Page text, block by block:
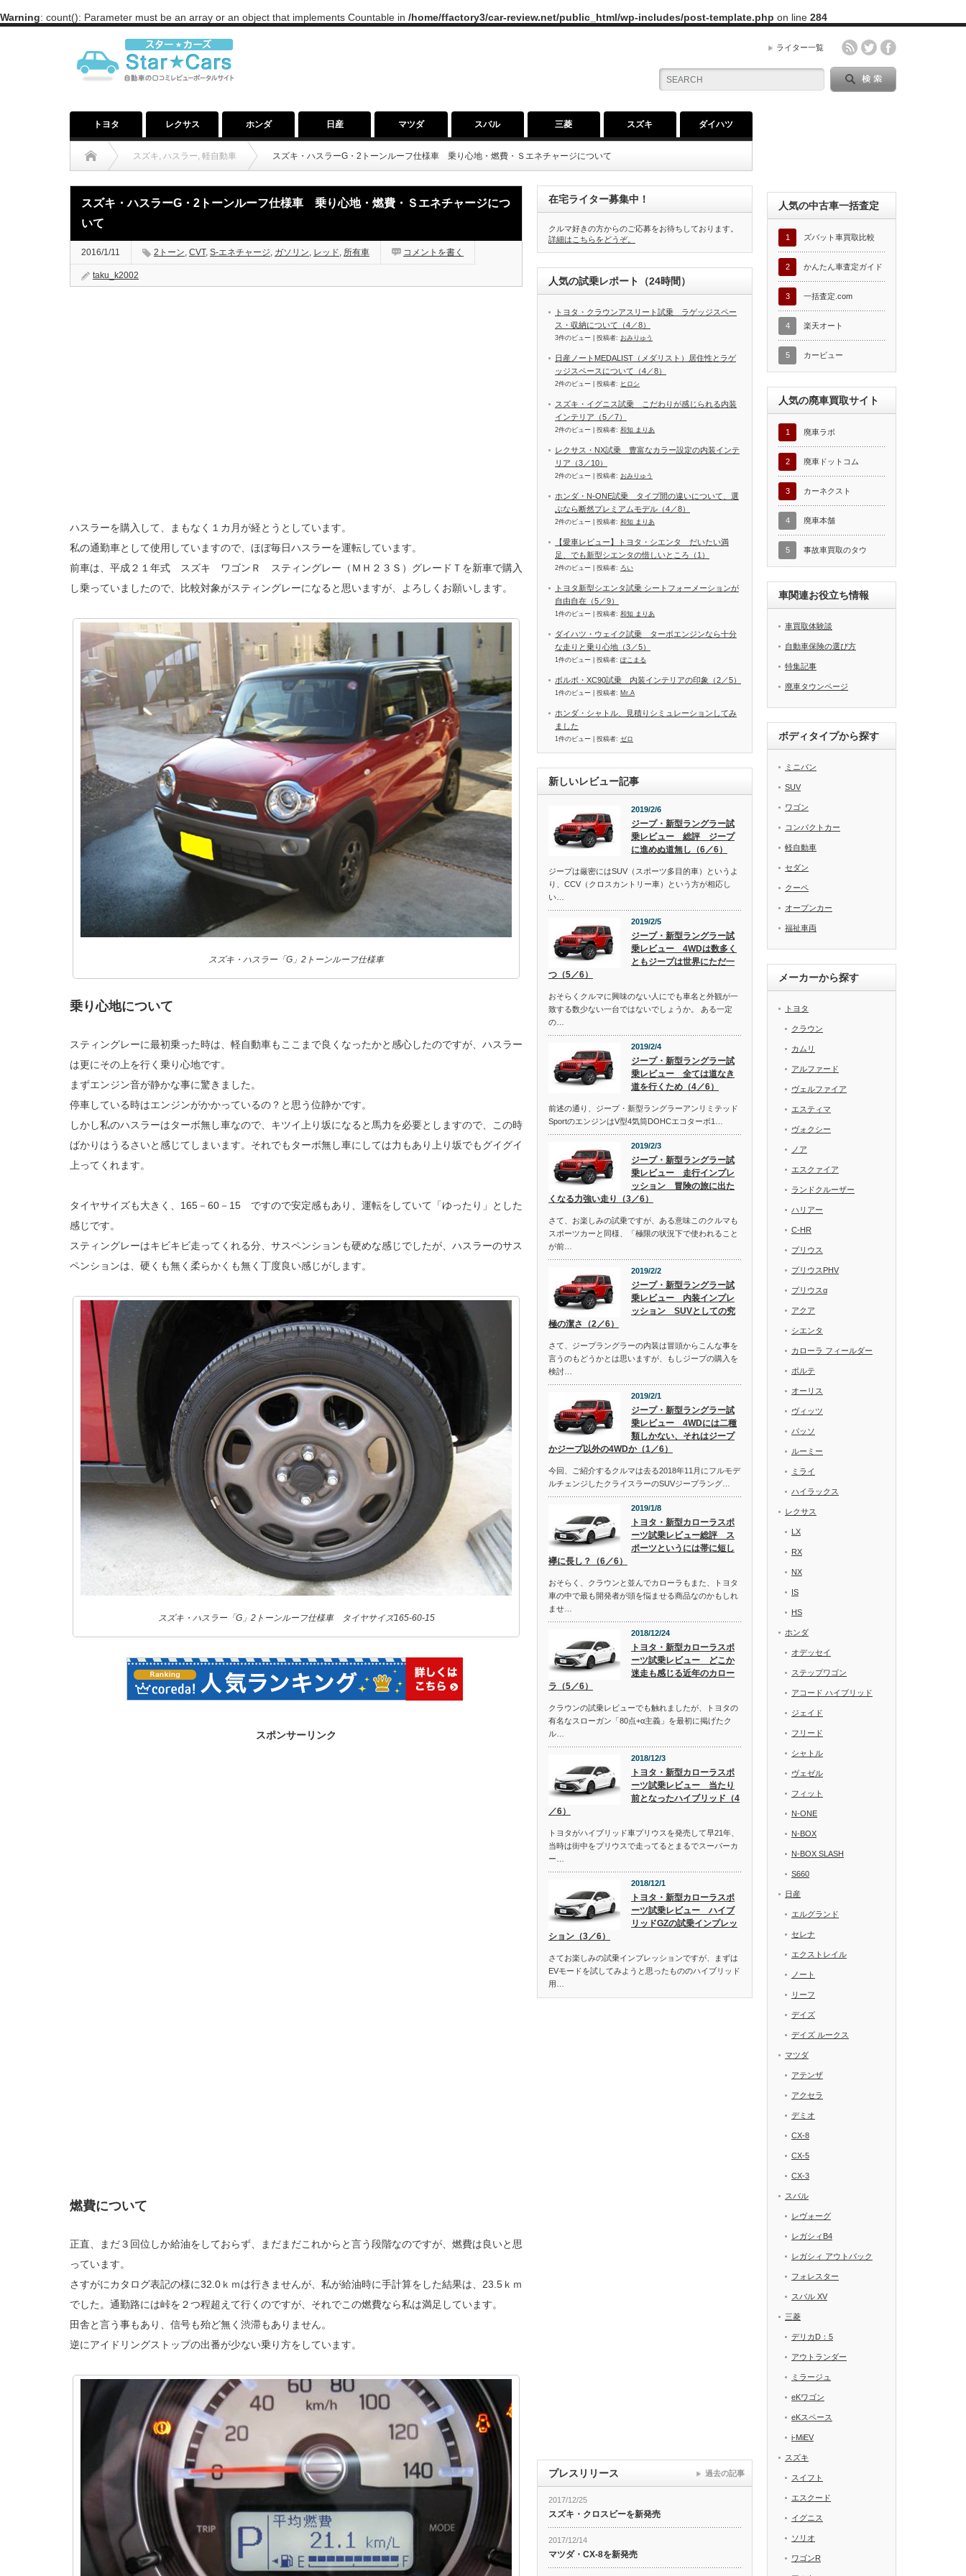
Warning: count(): Parameter must be an array or an object that implements Countable in /home/ffactory3/car-review.net/public_html/wp-includes/post-template.php on line 284
ライター一覧
トヨタ レクサス ホンダ 日産 マツダ スバル 三菱 スズキ ダイハツ
スズキ, ハスラー, 軽自動車 スズキ・ハスラーG・2トーンルーフ仕様車 乗り心地・燃費・Ｓエネチャージについて
スズキ・ハスラーG・2トーンルーフ仕様車 乗り心地・燃費・Ｓエネチャージにつ
いて
2016/1/11 2トーン, CVT, S-エネチャージ, ガソリン, レッド, 所有車 コメントを書く
taku_k2002
ハスラーを購入して、まもなく１カ月が経とうとしています。
私の通勤車として使用していますので、ほぼ毎日ハスラーを運転しています。
前車は、平成２１年式 スズキ ワゴンＲ スティングレー（ＭＨ２３Ｓ）グレードＴを新車で購入
し乗っていましたので、比較対象がスティングレーになると思いますが、よろしくお願いします。
スズキ・ハスラー「G」2トーンルーフ仕様車
乗り心地について
スティングレーに最初乗った時は、軽自動車もここまで良くなったかと感心したのですが、ハスラー
は更にその上を行く乗り心地です。
まずエンジン音が静かな事に驚きました。
停車している時はエンジンがかかっているの？と思う位静かです。
しかし私のハスラーはターボ無し車なので、キツイ上り坂になると馬力を必要としますので、この時
ばかりはうるさいと感じてしまいます。それでもターボ無し車にしては力もあり上り坂でもグイグイ
上ってくれます。
タイヤサイズも大きく、165－60－15 ですので安定感もあり、運転をしていて「ゆったり」とした
感じです。
スティングレーはキビキビ走ってくれる分、サスペンションも硬めな感じでしたが、ハスラーのサス
ペンションは、硬くも無く柔らかくも無く丁度良い感じがします。
スズキ・ハスラー「G」2トーンルーフ仕様車 タイヤサイズ165-60-15
スポンサーリンク
燃費について
正直、まだ３回位しか給油をしておらず、まだまだこれからと言う段階なのですが、燃費は良いと思
っています。
さすがにカタログ表記の様に32.0ｋｍは行きませんが、私が給油時に手計算をした結果は、23.5ｋｍ
でした。通勤路には峠を２つ程超えて行くのですが、それでこの燃費なら私は満足しています。
田舎と言う事もあり、信号も殆ど無く渋滞もありません。
逆にアイドリングストップの出番が少ない乗り方をしています。
在宅ライター募集中！
クルマ好きの方からのご応募をお待ちしております。
詳細はこちらをどうぞ。
人気の試乗レポート（24時間）
トヨタ・クラウンアスリート試乗 ラゲッジスペー
ス・収納について（4／8）
3件のビュー 投稿者: おみりゅう
日産ノートMEDALIST（メダリスト）居住性とラゲ
ッジスペースについて（4／8）
2件のビュー 投稿者: ヒロシ
スズキ・イグニス試乗 こだわりが感じられる内装
インテリア（5／7）
2件のビュー 投稿者: 和知 まりあ
レクサス・NX試乗 豊富なカラー設定の内装インテ
リア（3／10）
2件のビュー 投稿者: おみりゅう
ホンダ・N-ONE試乗 タイプ間の違いについて、選
ぶなら断然プレミアムモデル（4／8）
2件のビュー 投稿者: 和知 まりあ
【愛車レビュー】トヨタ・シエンタ だいたい満
足、でも新型シエンタの惜しいところ（1）
2件のビュー 投稿者: ろい
トヨタ新型シエンタ試乗 シートフォーメーションが
自由自在（5／9）
1件のビュー 投稿者: 和知 まりあ
ダイハツ・ウェイク試乗 ターボエンジンなら十分
な走りと乗り心地（3／5）
1件のビュー 投稿者: ぽこまる
ボルボ・XC90試乗 内装インテリアの印象（2／5）
1件のビュー 投稿者: Mr.A
ホンダ・シャトル、見積りシミュレーションしてみ
ました
1件のビュー 投稿者: ゼロ
新しいレビュー記事
2019/2/6
ジープ・新型ラングラー試
乗レビュー 総評 ジープ
に進めぬ道無し（6／6）
ジープは厳密にはSUV（スポーツ多目的車）というよ
り、CCV（クロスカントリー車）という方が相応し
い…
2019/2/5
ジープ・新型ラングラー試
乗レビュー 4WDは数多く
ともジープは世界にただ一
つ（5／6）
おそらくクルマに興味のない人にでも車名と外観が一
致する数少ない一台ではないでしょうか。 ある一定
の…
2019/2/4
ジープ・新型ラングラー試
乗レビュー 全ては道なき
道を行くため（4／6）
前述の通り、ジープ・新型ラングラーアンリミテッド
SportのエンジンはV型4気筒DOHCエコターボ1…
2019/2/3
ジープ・新型ラングラー試
乗レビュー 走行インプレ
ッション 冒険の旅に出た
くなる力強い走り（3／6）
さて、お楽しみの試乗ですが、ある意味このクルマも
スポーツカーと同様、「極限の状況下で使われること
が前…
2019/2/2
ジープ・新型ラングラー試
乗レビュー 内装インプレ
ッション SUVとしての究
極の潔さ（2／6）
さて、ジープラングラーの内装は冒頭からこんな事を
言うのもどうかとは思いますが、もしジープの購入を
検討…
2019/2/1
ジープ・新型ラングラー試
乗レビュー 4WDには二種
類しかない、それはジープ
かジープ以外の4WDか（1／6）
今回、ご紹介するクルマは去る2018年11月にフルモデ
ルチェンジしたクライスラーのSUVジープラング…
2019/1/8
トヨタ・新型カローラスポ
ーツ試乗レビュー総評 ス
ポーツというには帯に短し
襷に長し？（6／6）
おそらく、クラウンと並んでカローラもまた、トヨタ
車の中で最も開発者が頭を悩ませる商品なのかもしれ
ませ…
2018/12/24
トヨタ・新型カローラスポ
ーツ試乗レビュー どこか
迷走も感じる近年のカロー
ラ（5／6）
クラウンの試乗レビューでも触れましたが、トヨタの
有名なスローガン「80点+α主義」を最初に掲げたク
ル…
2018/12/3
トヨタ・新型カローラスポ
ーツ試乗レビュー 当たり
前となったハイブリッド（4
／6）
トヨタがハイブリッド車プリウスを発売して早21年、
当時は街中をプリウスで走ってるとまるでスーパーカ
ー…
2018/12/1
トヨタ・新型カローラスポ
ーツ試乗レビュー ハイブ
リッドGZの試乗インプレッ
ション（3／6）
さてお楽しみの試乗インプレッションですが、まずは
EVモードを試してみようと思ったもののハイブリッド
用…
プレスリリース
2017/12/25
スズキ・クロスビーを新発売
2017/12/14
マツダ・CX-8を新発売
過去の記事
人気の中古車一括査定
1 ズバット車買取比較
2 かんたん車査定ガイド
3 一括査定.com
4 楽天オート
5 カービュー
人気の廃車買取サイト
1 廃車ラボ
2 廃車ドットコム
3 カーネクスト
4 廃車本舗
5 事故車買取のタウ
車関連お役立ち情報
車買取体験談
自動車保険の選び方
特集記事
廃車タウンページ
ボディタイプから探す
ミニバン
SUV
ワゴン
コンパクトカー
軽自動車
セダン
クーペ
オープンカー
福祉車両
メーカーから探す
トヨタ
クラウン
カムリ
アルファード
ヴェルファイア
エスティマ
ヴォクシー
ノア
エスクァイア
ランドクルーザー
ハリアー
C-HR
プリウス
プリウスPHV
プリウスα
アクア
シエンタ
カローラ フィールダー
ポルテ
オーリス
ヴィッツ
パッソ
ルーミー
ミライ
ハイラックス
レクサス
LX
RX
NX
IS
HS
ホンダ
オデッセイ
ステップワゴン
アコード ハイブリッド
ジェイド
フリード
シャトル
ヴェゼル
フィット
N-ONE
N-BOX
N-BOX SLASH
S660
日産
エルグランド
セレナ
エクストレイル
ノート
リーフ
デイズ
デイズ ルークス
マツダ
アテンザ
アクセラ
デミオ
CX-8
CX-5
CX-3
スバル
レヴォーグ
レガシィB4
レガシィ アウトバック
フォレスター
スバル XV
三菱
デリカD：5
アウトランダー
ミラージュ
eKワゴン
eKスペース
i-MiEV
スズキ
スイフト
エスクード
イグニス
ソリオ
ワゴンR